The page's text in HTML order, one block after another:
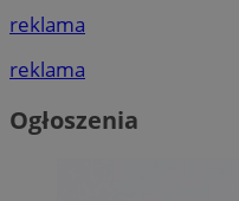
reklama
reklama
Ogłoszenia